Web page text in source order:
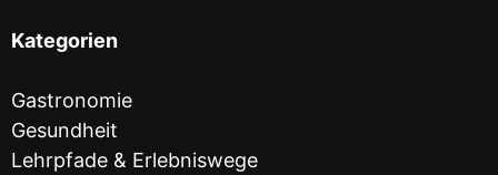
Kategorien
Gastronomie
Gesundheit
Lehrpfade & Erlebniswege